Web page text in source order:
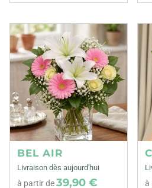
BEL AIR
Livraison dès aujourd'hui
à partir de39,90 € à